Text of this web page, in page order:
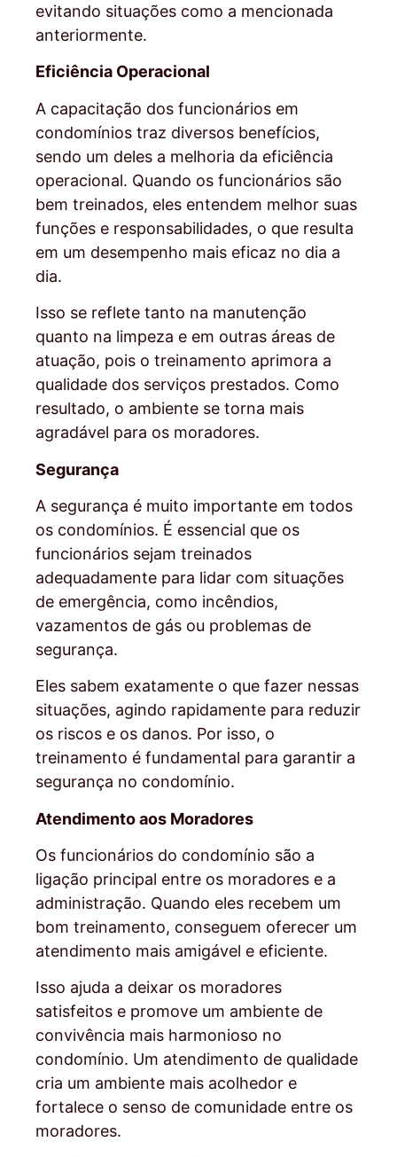
evitando situações como a mencionada
anteriormente.
Eficiência Operacional
A capacitação dos funcionários em
condomínios traz diversos benefícios,
sendo um deles a melhoria da eficiência
operacional. Quando os funcionários são
bem treinados, eles entendem melhor suas
funções e responsabilidades, o que resulta
em um desempenho mais eficaz no dia a
dia.
Isso se reflete tanto na manutenção
quanto na limpeza e em outras áreas de
atuação, pois o treinamento aprimora a
qualidade dos serviços prestados. Como
resultado, o ambiente se torna mais
agradável para os moradores.
Segurança
A segurança é muito importante em todos
os condomínios. É essencial que os
funcionários sejam treinados
adequadamente para lidar com situações
de emergência, como incêndios,
vazamentos de gás ou problemas de
segurança.
Eles sabem exatamente o que fazer nessas
situações, agindo rapidamente para reduzir
os riscos e os danos. Por isso, o
treinamento é fundamental para garantir a
segurança no condomínio.
Atendimento aos Moradores
Os funcionários do condomínio são a
ligação principal entre os moradores e a
administração. Quando eles recebem um
bom treinamento, conseguem oferecer um
atendimento mais amigável e eficiente.
Isso ajuda a deixar os moradores
satisfeitos e promove um ambiente de
convivência mais harmonioso no
condomínio. Um atendimento de qualidade
cria um ambiente mais acolhedor e
fortalece o senso de comunidade entre os
moradores.